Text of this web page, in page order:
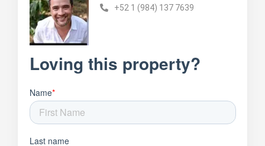
+52 1 (984) 137 7639